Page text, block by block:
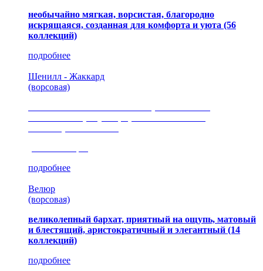
необычайно мягкая, ворсистая, благородно
искрящаяся, созданная для комфорта и уюта (56
коллекций)
подробнее
Шенилл - Жаккард
(ворсовая)
подробнее
Велюр
(ворсовая)
великолепный бархат, приятный на ощупь, матовый
и блестящий, аристократичный и элегантный (14
коллекций)
подробнее